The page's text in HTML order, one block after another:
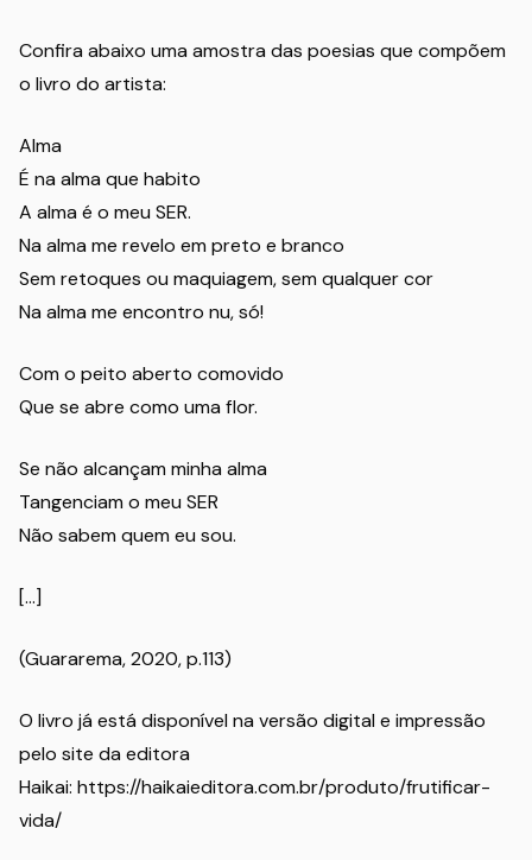
Confira abaixo uma amostra das poesias que compõem
o livro do artista:
Alma
É na alma que habito
A alma é o meu SER.
Na alma me revelo em preto e branco
Sem retoques ou maquiagem, sem qualquer cor
Na alma me encontro nu, só!
Com o peito aberto comovido
Que se abre como uma flor.
Se não alcançam minha alma
Tangenciam o meu SER
Não sabem quem eu sou.
[…]
(Guararema, 2020, p.113)
O livro já está disponível na versão digital e impressão
pelo site da editora
Haikai: https://haikaieditora.com.br/produto/frutificar-
vida/